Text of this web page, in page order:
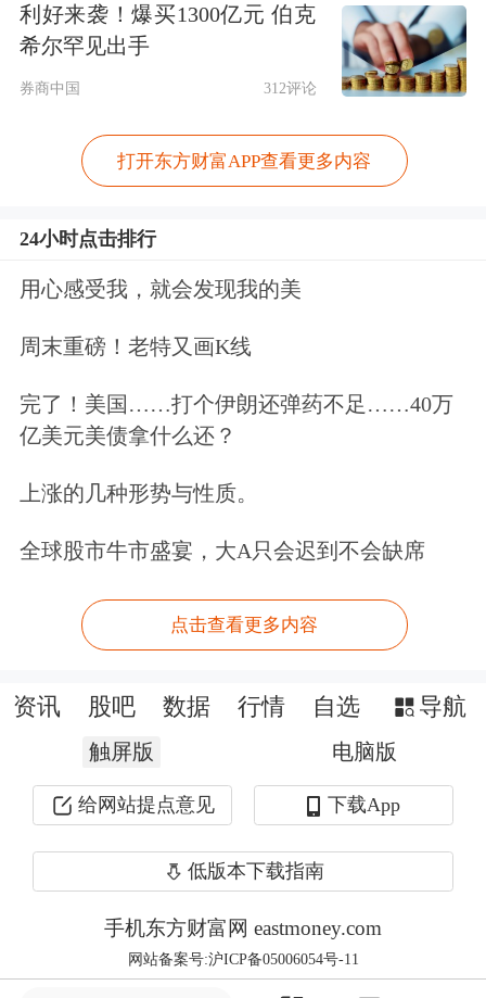
到位，未开展实际经营活动，总资产、
净资产、营业收入、净利润都为零。公
司设立的主要目的在于从事国内文化方
面的并购。也就是说，龙薇传媒就是一
空壳公司。用一空壳公司收购一家上市
公司，并且还须动用50倍的杠杆。该收
购案也成为近几年来市场上较为“经
典”的“空手套白狼”的收购案。
该收购案最终夭折，或许早已“被注
定”。事实上，近几年来上市公司并购
重组如火如荼，杠杆收购、炒壳案例并
司的股权，成为第一大股东或实际控制
估值，最后以更高的溢价转让股权，从
而实现全身而退，并从中赚得盆满钵
满，而广大中小投资者则往往成为埋单
方，像步森股份等发生的并购案即是如
股权转让，以及龙薇传媒可能
利好来袭！爆买1300亿元 伯克
希尔罕见出手
券商中国 312评论
打开东方财富APP查看更多内容
24小时点击排行
用心感受我，就会发现我的美
周末重磅！老特又画K线
完了！美国……打个伊朗还弹药不足……40万
亿美元美债拿什么还？
上涨的几种形势与性质。
全球股市牛市盛宴，大A只会迟到不会缺席
点击查看更多内容
资讯 股吧 数据 行情 自选 导航
触屏版 电脑版
给网站提点意见 下载App
低版本下载指南
手机东方财富网 eastmoney.com
网站备案号:沪ICP备05006054号-11